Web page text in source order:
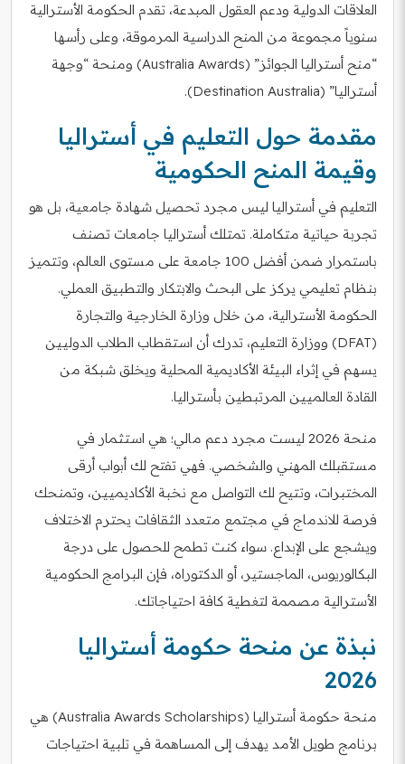
العلاقات الدولية ودعم العقول المبدعة، تقدم الحكومة الأسترالية
سنوياً مجموعة من المنح الدراسية المرموقة، وعلى رأسها
“منح أستراليا الجوائز” (Australia Awards) ومنحة “وجهة
أستراليا” (Destination Australia).
مقدمة حول التعليم في أستراليا
وقيمة المنح الحكومية
التعليم في أستراليا ليس مجرد تحصيل شهادة جامعية، بل هو
تجربة حياتية متكاملة. تمتلك أستراليا جامعات تصنف
باستمرار ضمن أفضل 100 جامعة على مستوى العالم، وتتميز
بنظام تعليمي يركز على البحث والابتكار والتطبيق العملي.
الحكومة الأسترالية، من خلال وزارة الخارجية والتجارة
(DFAT) ووزارة التعليم، تدرك أن استقطاب الطلاب الدوليين
يسهم في إثراء البيئة الأكاديمية المحلية ويخلق شبكة من
القادة العالميين المرتبطين بأستراليا.
منحة 2026 ليست مجرد دعم مالي؛ هي استثمار في
مستقبلك المهني والشخصي. فهي تفتح لك أبواب أرقى
المختبرات، وتتيح لك التواصل مع نخبة الأكاديميين، وتمنحك
فرصة للاندماج في مجتمع متعدد الثقافات يحترم الاختلاف
ويشجع على الإبداع. سواء كنت تطمح للحصول على درجة
البكالوريوس، الماجستير، أو الدكتوراه، فإن البرامج الحكومية
الأسترالية مصممة لتغطية كافة احتياجاتك.
نبذة عن منحة حكومة أستراليا
2026
منحة حكومة أستراليا (Australia Awards Scholarships) هي
برنامج طويل الأمد يهدف إلى المساهمة في تلبية احتياجات